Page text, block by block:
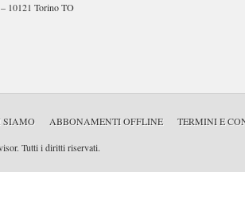
10121 Torino TO
SIAMO ABBONAMENTI OFFLINE TERMINI E
Tutti i diritti riservati.